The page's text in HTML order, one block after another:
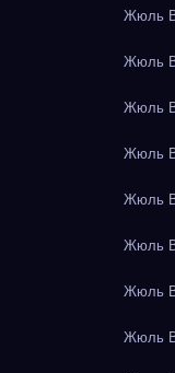
Жюль
Жюль
Жюль
Жюль
Жюль
Жюль
Жюль
Жюль